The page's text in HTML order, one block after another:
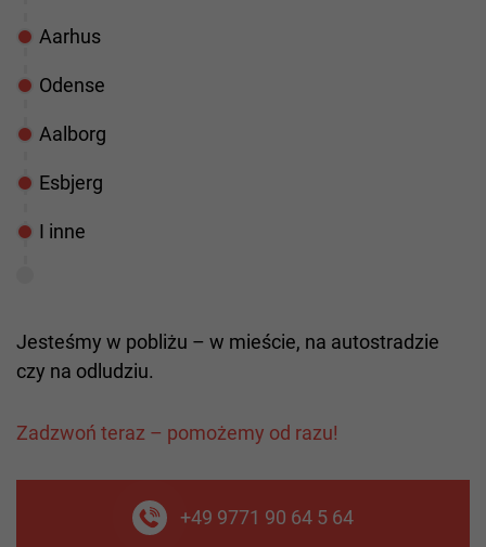
Aarhus
Odense
Aalborg
Esbjerg
I inne
Jesteśmy w pobliżu – w mieście, na autostradzie
czy na odludziu.
Zadzwoń teraz – pomożemy od razu!
+49 9771 90 64 5 64